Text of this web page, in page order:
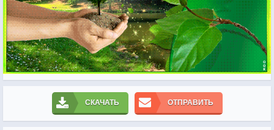
СКАЧАТЬ ОТПРАВИТЬ